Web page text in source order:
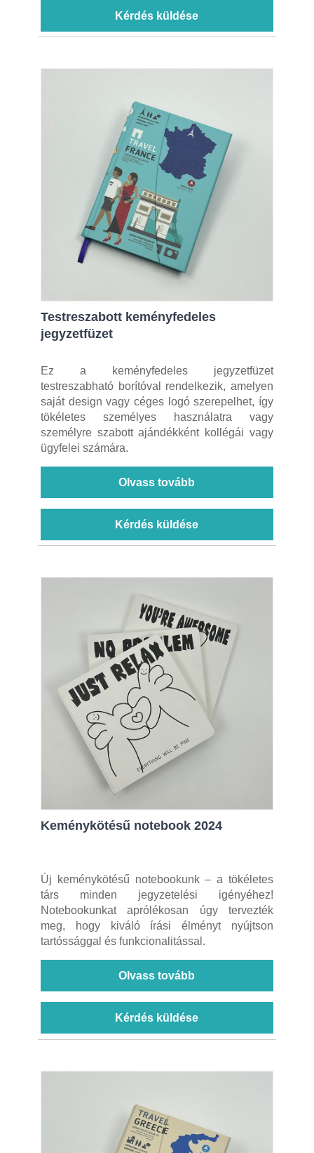
Kérdés küldése
Testreszabott keményfedeles
jegyzetfüzet
Ez a keményfedeles jegyzetfüzet
testreszabható borítóval rendelkezik, amelyen
saját design vagy céges logó szerepelhet, így
tökéletes személyes használatra vagy
személyre szabott ajándékként kollégái vagy
ügyfelei számára.
Olvass tovább
Kérdés küldése
Keménykötésű notebook 2024
Új keménykötésű notebookunk – a tökéletes
társ minden jegyzetelési igényéhez!
Notebookunkat aprólékosan úgy tervezték
meg, hogy kiváló írási élményt nyújtson
tartóssággal és funkcionalitással.
Olvass tovább
Kérdés küldése